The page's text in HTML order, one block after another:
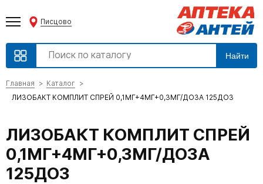
Писцово
Найти
Главная
Каталог
ЛИЗОБАКТ КОМПЛИТ СПРЕЙ 0,1МГ+4МГ+0,3МГ/ДОЗА 125ДОЗ
ЛИЗОБАКТ КОМПЛИТ СПРЕЙ
0,1МГ+4МГ+0,3МГ/ДОЗА
125ДОЗ